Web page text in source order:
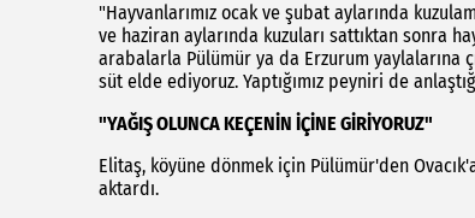
"Hayvanlarımız ocak ve şubat aylarında
ve haziran aylarında kuzuları sattıktan sonra
arabalarla Pülümür ya da Erzurum yaylalarına
süt elde ediyoruz. Yaptığımız peyniri de
"YAĞIŞ OLUNCA KEÇENİN İÇİNE GİRİYORUZ"
Elitaş, köyüne dönmek için Pülümür'den
aktardı.